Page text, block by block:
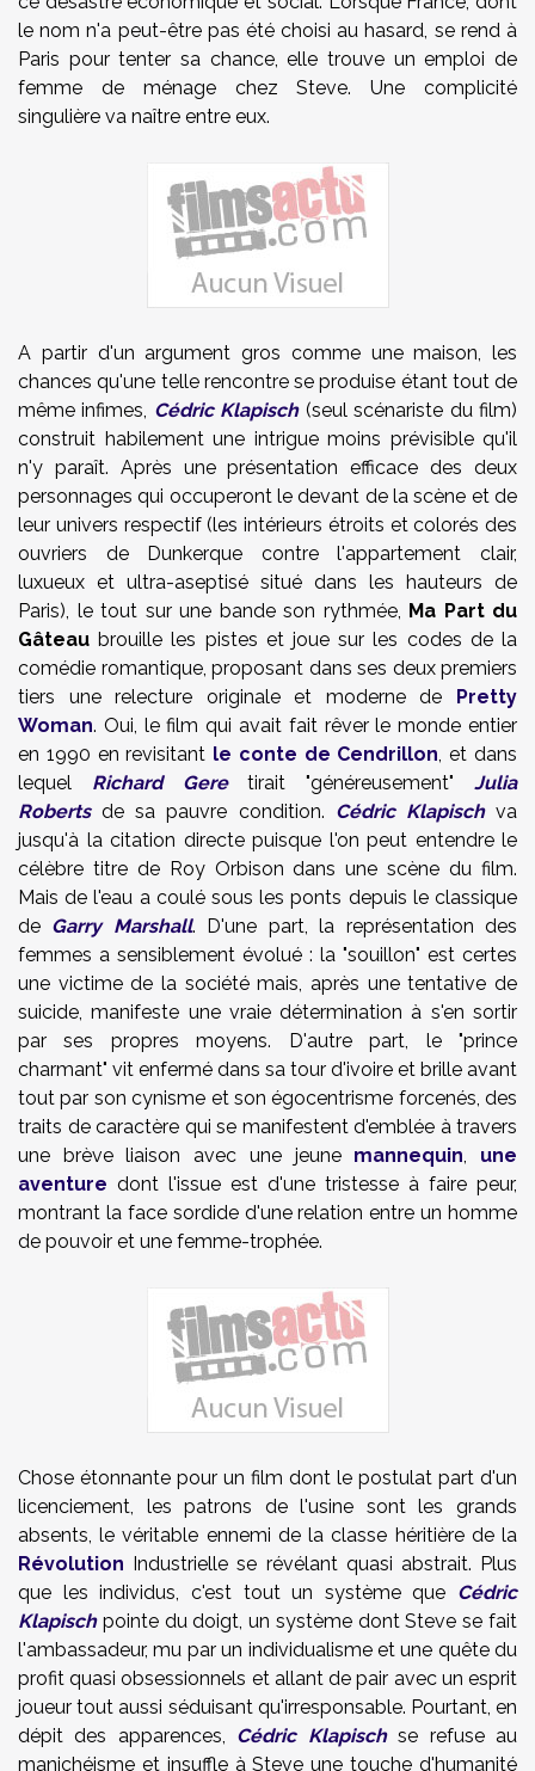
le nom n'a peut-être pas été choisi au hasard, se rend à
Paris pour tenter sa chance, elle trouve un emploi de
femme de ménage chez Steve. Une complicité
singulière va naître entre eux.
A partir d'un argument gros comme une maison, les
chances qu'une telle rencontre se produise étant tout de
même infimes, Cédric Klapisch(seul scénariste du film)
construit habilement une intrigue moins prévisible qu'il
n'y paraît. Après une présentation efficace des deux
personnages qui occuperont le devant de la scène et de
leur univers respectif (les intérieurs étroits et colorés des
ouvriers de Dunkerque contre l'appartement clair,
luxueux et ultra-aseptisé situé dans les hauteurs de
Paris), le tout sur une bande son rythmée, Ma Part du
Gâteau brouille les pistes et joue sur les codes de la
comédie romantique, proposant dans ses deux premiers
tiers une relecture originale et moderne de Pretty
Woman. Oui, le film qui avait fait rêver le monde entier
en 1990 en revisitant le conte de Cendrillon, et dans
lequel Richard Geretirait "généreusement"Julia
Robertsde sa pauvre condition. Cédric Klapischva
jusqu'à la citation directe puisque l'on peut entendre le
célèbre titre de Roy Orbison dans une scène du film.
Mais de l'eau a coulé sous les ponts depuis le classique
de Garry Marshall. D'une part, la représentation des
femmes a sensiblement évolué : la "souillon" est certes
une victime de la société mais, après une tentative de
suicide, manifeste une vraie détermination à s'en sortir
par ses propres moyens. D'autre part, le "prince
charmant" vit enfermé dans sa tour d'ivoire et brille avant
tout par son cynisme et son égocentrisme forcenés, des
traits de caractère qui se manifestent d'emblée à travers
une brève liaison avec une jeune mannequin, une
aventure dont l'issue est d'une tristesse à faire peur,
montrant la face sordide d'une relation entre un homme
de pouvoir et une femme-trophée.
Chose étonnante pour un film dont le postulat part d'un
licenciement, les patrons de l'usine sont les grands
absents, le véritable ennemi de la classe héritière de la
Révolution Industrielle se révélant quasi abstrait. Plus
que les individus, c'est tout un système que Cédric
Klapischpointe du doigt, un système dont Steve se fait
l'ambassadeur, mu par un individualisme et une quête du
profit quasi obsessionnels et allant de pair avec un esprit
joueur tout aussi séduisant qu'irresponsable. Pourtant, en
dépit des apparences, Cédric Klapischse refuse au
manichéisme et insuffle à Steve une touche d'humanité